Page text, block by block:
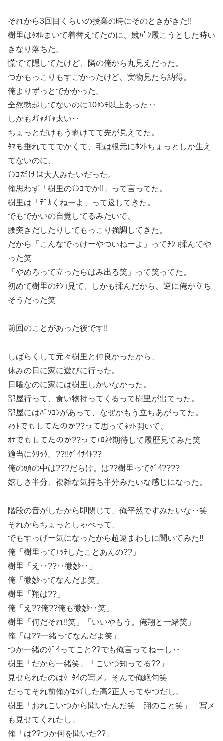
それから3回目くらいの授業の時にそのときがきた!!
樹里はﾀｵﾙまいて着替えてたのに、競ﾊﾟﾝ履こうとした時い
きなり落ちた。
慌てて隠してたけど、隣の俺から丸見えだった。
つかもっこりもすごかったけど、実物見たら納得。
俺よりずっとでかかった。
全然勃起してないのに10ｾﾝﾁ以上あった‥
しかもﾒﾁｬﾒﾁｬ太い‥
ちょっとだけもう剥けてて先が見えてた。
ﾀﾏも垂れててでかくて、毛は根元にﾎﾝﾄちょっとしか生え
てないのに、
ﾁﾝｺだけは大人みたいだった。
俺思わず「樹里のﾁﾝｺでか!!」って言ってた。
樹里は「ﾃﾞｶくねーよ」って返してきた。
でもでかいの自覚してるみたいで、
腰突きだしたりしてもっこり強調してきた。
だから「こんなでっけーやついねーよ」ってﾁﾝｺ揉んでや
った笑
「やめろって立ったらはみ出る笑」って笑ってた。
初めて樹里のﾁﾝｺ見て、しかも揉んだから、逆に俺が立ち
そうだった笑
前回のことがあった後です!!
しばらくして元々樹里と仲良かったから、
休みの日に家に遊びに行った。
日曜なのに家には樹里しかいなかった。
部屋行って、食い物持ってくるって樹里が出てった。
部屋にはﾊﾟｿｺﾝがあって、なぜかもう立ちあがってた。
ﾈｯﾄでもしてたのか??って思ってﾈｯﾄ開いて、
ｵﾅでもしてたのか??ってｴﾛﾈﾀ期待して履歴見てみた笑
適当にｸﾘｯｸ。??!!ｹﾞｲｻｲﾄ??
俺の頭の中は???だらけ。は??樹里ってｹﾞｲ????
嬉しさ半分、複雑な気持ち半分みたいな感じになった。
階段の音がしたから即閉じて、俺平然ですみたいな‥笑
それからちょっとしゃべって、
でもすっげー気になったから超遠まわしに聞いてみた!!
俺「樹里ってｴｯﾁしたことあんの??」
樹里「え‥??‥微妙‥」
俺「微妙ってなんだよ笑」
樹里「翔は??」
俺「え??俺??俺も微妙‥笑」
樹里「何だそれ!!笑」「いいやもう。俺翔と一緒笑」
俺「は??一緒ってなんだよ笑」
つか一緒のｹﾞｲってこと??でも俺言ってねーし‥
樹里「だから一緒笑」「こいつ知ってる??」
見せられたのはｹｰﾀｲの写メ。そんで俺絶句笑
だってそれ前俺がｴｯﾁした高2正人ってやつだし。
樹里「おれこいつから聞いたんだ笑 翔のこと笑」「写メ
も見せてくれたし」
俺「は??つか何を聞いた??」